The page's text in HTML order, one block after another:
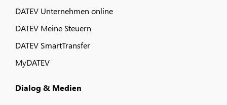
DATEV Unternehmen online
DATEV Meine Steuern
DATEV SmartTransfer
MyDATEV
Dialog & Medien